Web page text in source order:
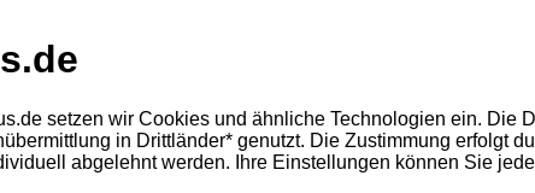
setzen wir Cookies und ähnliche Technologien ein. Die
in Drittländer* genutzt. Die Zustimmung erfolgt
abgelehnt werden. Ihre Einstellungen können Sie